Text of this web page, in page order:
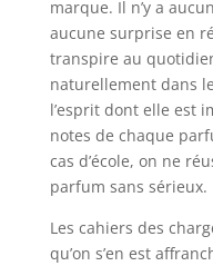
marque. Il n’y a
aucune surprise en
transpire au
naturellement dans
l’esprit dont elle est
notes de chaque
cas d’école, on ne
parfum sans sérieux.
Les cahiers des
qu’on s’en est